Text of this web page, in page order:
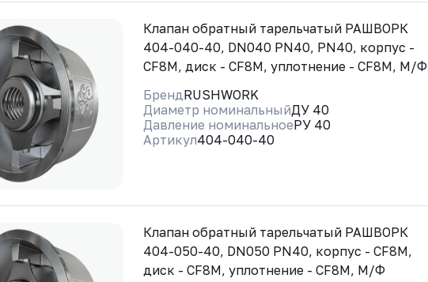
Клапан обратный тарельчатый РАШВОРК
404-040-40, DN040 PN40, PN40, корпус -
CF8M, диск - CF8M, уплотнение - CF8M, М/Ф
БрендRUSHWORK
Диаметр номинальныйДУ 40
Давление номинальноеРУ 40
Артикул404-040-40
Клапан обратный тарельчатый РАШВОРК
404-050-40, DN050 PN40, корпус - CF8M,
диск - CF8M, уплотнение - CF8M, М/Ф